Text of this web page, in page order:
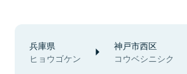
兵庫県
ヒョウゴケン
神戸市西区
コウベシニシク